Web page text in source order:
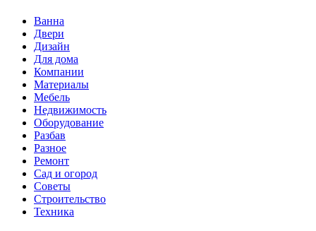
Ванна
Двери
Дизайн
Для дома
Компании
Материалы
Мебель
Недвижимость
Оборудование
Разбав
Разное
Ремонт
Сад и огород
Советы
Строительство
Техника